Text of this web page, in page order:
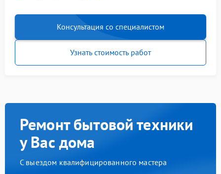
Консультация со специалистом
Узнать стоимость работ
Ремонт бытовой техники
у Вас дома
С выездом квалифицированного мастера